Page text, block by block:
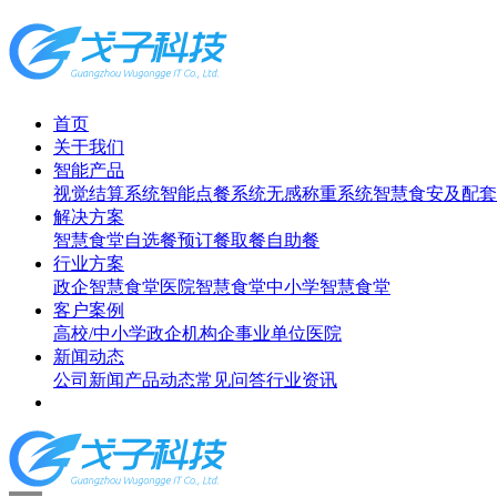
首页
关于我们
智能产品
视觉结算系统智能点餐系统无感称重系统智慧食安及配
解决方案
智慧食堂自选餐预订餐取餐自助餐
行业方案
政企智慧食堂医院智慧食堂中小学智慧食堂
客户案例
高校/中小学政企机构企事业单位医院
新闻动态
公司新闻产品动态常见问答行业资讯